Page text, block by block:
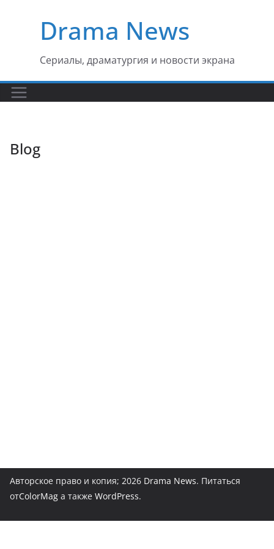
содержимомуDrama News
Сериалы, драматургия и новости экрана
Blog
Авторское право и копия; 2026 Drama News. Питаться
отColorMag а также WordPress.